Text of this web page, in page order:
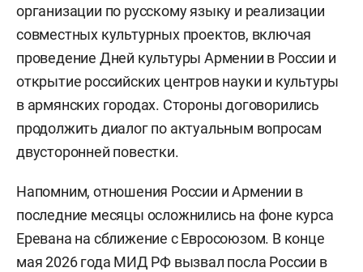
организации по русскому языку и реализации
совместных культурных проектов, включая
проведение Дней культуры Армении в России и
открытие российских центров науки и культуры
в армянских городах. Стороны договорились
продолжить диалог по актуальным вопросам
двусторонней повестки.
Напомним, отношения России и Армении в
последние месяцы осложнились на фоне курса
Еревана на сближение с Евросоюзом. В конце
мая 2026 года МИД РФ вызвал посла России в